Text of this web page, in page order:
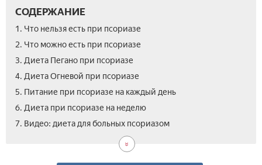
СОДЕРЖАНИЕ
1. Что нельзя есть при псориазе
2. Что можно есть при псориазе
3. Диета Пегано при псориазе
4. Диета Огневой при псориазе
5. Питание при псориазе на каждый день
6. Диета при псориазе на неделю
7. Видео: диета для больных псориазом